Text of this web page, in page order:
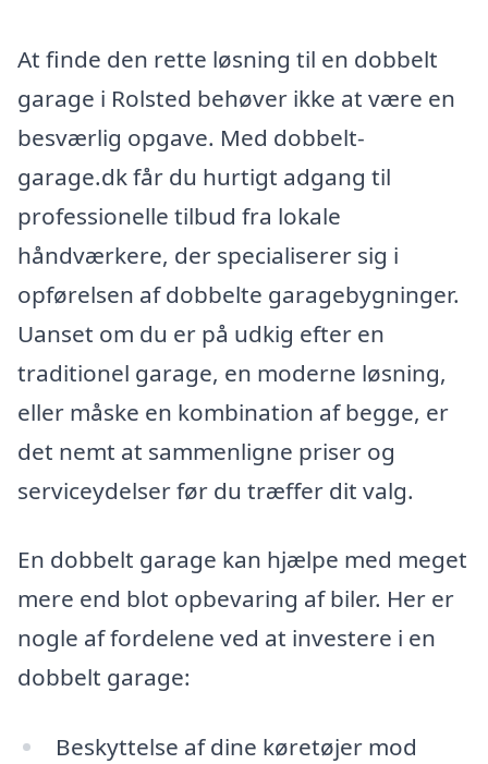
At finde den rette løsning til en dobbelt
garage i Rolsted behøver ikke at være en
besværlig opgave. Med dobbelt-
garage.dk får du hurtigt adgang til
professionelle tilbud fra lokale
håndværkere, der specialiserer sig i
opførelsen af dobbelte garagebygninger.
Uanset om du er på udkig efter en
traditionel garage, en moderne løsning,
eller måske en kombination af begge, er
det nemt at sammenligne priser og
serviceydelser før du træffer dit valg.
En dobbelt garage kan hjælpe med meget
mere end blot opbevaring af biler. Her er
nogle af fordelene ved at investere i en
dobbelt garage:
Beskyttelse af dine køretøjer mod